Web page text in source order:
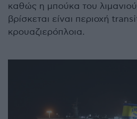
καθώς η μπούκα του
βρίσκεται είναι περιοχή
κρουαζιερόπλοια.